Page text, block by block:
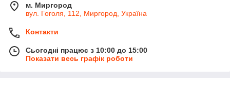
м. Миргород
вул. Гоголя, 112, Миргород, Україна
Контакти
Сьогодні працює з 10:00 до 15:00
Показати весь графік роботи